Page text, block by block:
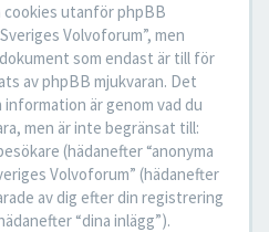
cookies utanför phpBB
Volvoforum”, men
som endast är till för
av phpBB mjukvaran. Det
är genom vad du
men är inte begränsat till:
(hädanefter “anonyma
Volvoforum” (hädanefter
av dig efter din registrering
“dina inlägg”).